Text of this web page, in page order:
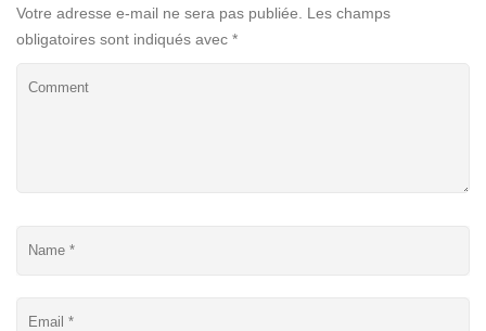
Votre adresse e-mail ne sera pas publiée. Les champs
obligatoires sont indiqués avec *